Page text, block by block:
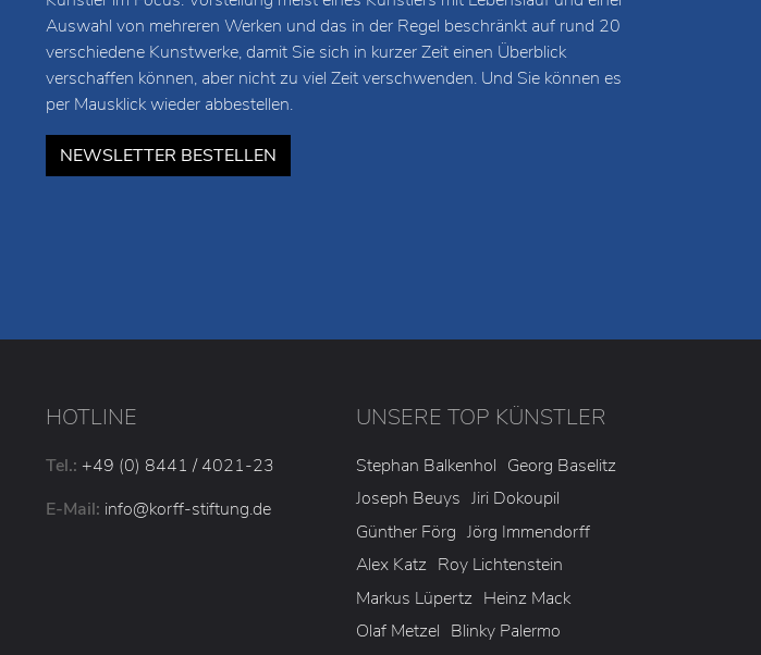
Auswahl von mehreren Werken und das in der Regel beschränkt auf rund 20
verschiedene Kunstwerke, damit Sie sich in kurzer Zeit einen Überblick
verschaffen können, aber nicht zu viel Zeit verschwenden. Und Sie können es
per Mausklick wieder abbestellen.
NEWSLETTER BESTELLEN
HOTLINE
Tel.: +49 (0) 8441 / 4021-23
E-Mail: info@korff-stiftung.de
UNSERE TOP KÜNSTLER
Stephan Balkenhol Georg Baselitz
Joseph Beuys Jiri Dokoupil
Günther Förg Jörg Immendorff
Alex Katz Roy Lichtenstein
Markus Lüpertz Heinz Mack
Olaf Metzel Blinky Palermo